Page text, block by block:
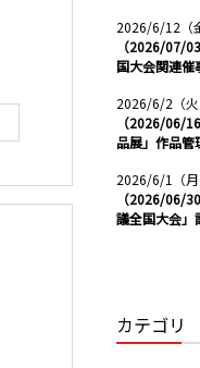
2026/6/12（
（2026/07/
国大会関連催
2026/6/2（火
（2026/06/
品展」作品管
2026/6/1（月
（2026/06/
議全国大会」
カテゴリ